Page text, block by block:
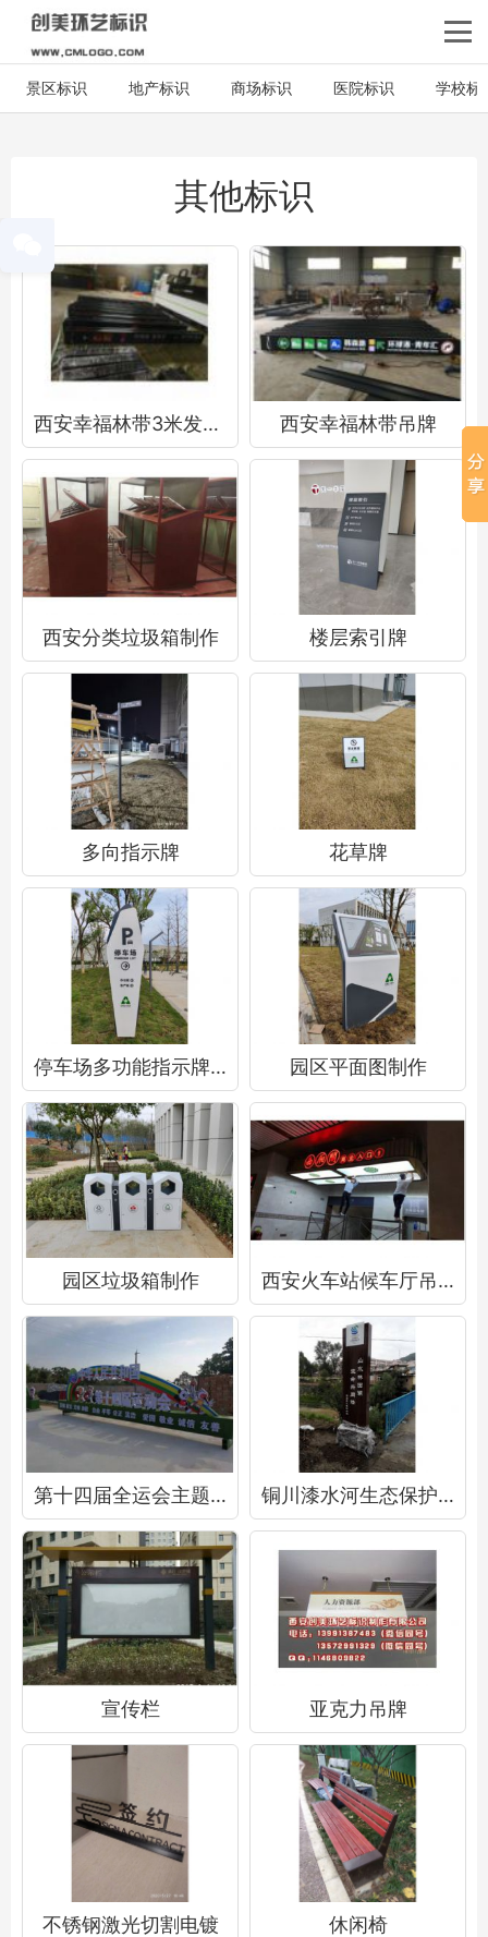
景区标识 地产标识 商场标识 医院标识 学校标
其他标识
西安幸福林带3米发光吊牌 西安幸福林带吊牌
西安分类垃圾箱制作 楼层索引牌
多向指示牌 花草牌
停车场多功能指示牌制作 园区平面图制作
园区垃圾箱制作 西安火车站候车厅吊顶灯箱制作
第十四届全运会主题标识 铜川漆水河生态保护标识牌
宣传栏 亚克力吊牌
不锈钢激光切割电镀 休闲椅